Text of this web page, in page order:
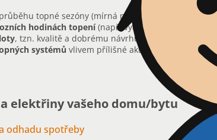
topné sezóny (mírná nebo extrémní zima)
hodinách topení(např. využívání tzv.
, tzn. kvalitě a dobrému návrhu regulačních prvků
systémů vlivem přílišné akumulace
elektřiny vašeho domu/bytu
odhadu spotřeby